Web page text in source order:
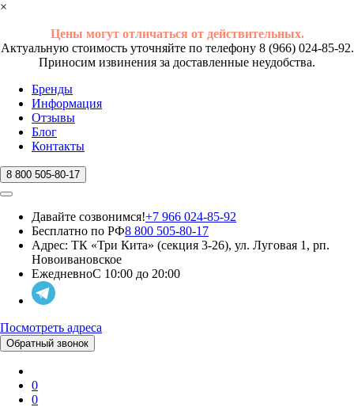
×
Цены могут отличаться от действительных.
Актуальную стоимость уточняйте по телефону 8 (966) 024-85-92.
Приносим извинения за доставленные неудобства.
Бренды
Информация
Отзывы
Блог
Контакты
8 800 505-80-17
Давайте созвонимся!+7 966 024-85-92
Бесплатно по РФ8 800 505-80-17
Адрес: ТК «Три Кита» (секция 3-26), ул. Луговая 1, рп.
Новоивановское
ЕжедневноС 10:00 до 20:00
Посмотреть адреса
Обратный звонок
0
0